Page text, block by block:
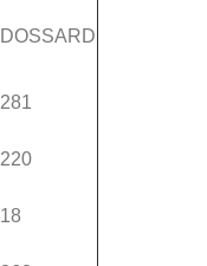
DOSSARD
281
220
18